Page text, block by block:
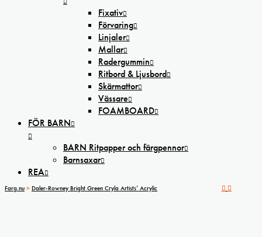
Fixativ
Förvaring
Linjaler
Mallar
Radergummin
Ritbord & Ljusbord
Skärmattor
Vässare
FOAMBOARD
FÖR BARN
BARN Ritpapper och färgpennor
Barnsaxar
REA
Farg.nu > Daler-Rowney Bright Green Cryla Artists’ Acrylic